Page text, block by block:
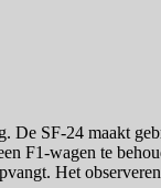
SF-24 maakt
F1-wagen te
Het